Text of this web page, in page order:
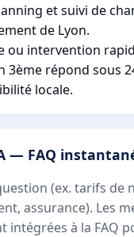
et suivi de
de Lyon.
ou intervention
3ème répond sous
locale.
— FAQ
(ex. tarifs de
assurance). Les
intégrées à la FAQ